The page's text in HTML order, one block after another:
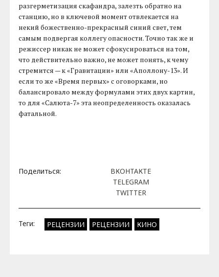
разгерметизация скафандра, залезть обратно на
станцию, но в ключевой момент отвлекается на
некий божественно-прекрасный синий свет, тем
самым подвергая коллегу опасности. Точно так же и
режиссер никак не может сфокусироваться на том,
что действительно важно, не может понять, к чему
стремится — к «Гравитации» или «Аполлону-13». И
если то же «Время первых» с оговорками, но
балансировало между формулами этих двух картин,
то для «Салюта-7» эта неопределенность оказалась
фатальной.
Поделиться:
ВКОНТАКТЕ
TELEGRAM
TWITTER
Теги: РЕЦЕНЗИИ РЕЦЕНЗИИ КИНО